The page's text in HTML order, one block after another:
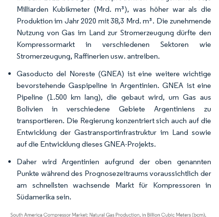
Milliarden Kubikmeter (Mrd. m³), was höher war als die
Produktion im Jahr 2020 mit 38,3 Mrd. m³. Die zunehmende
Nutzung von Gas im Land zur Stromerzeugung dürfte den
Kompressormarkt in verschiedenen Sektoren wie
Stromerzeugung, Raffinerien usw. antreiben.
Gasoducto del Noreste (GNEA) ist eine weitere wichtige
bevorstehende Gaspipeline in Argentinien. GNEA ist eine
Pipeline (1.500 km lang), die gebaut wird, um Gas aus
Bolivien in verschiedene Gebiete Argentiniens zu
transportieren. Die Regierung konzentriert sich auch auf die
Entwicklung der Gastransportinfrastruktur im Land sowie
auf die Entwicklung dieses GNEA-Projekts.
Daher wird Argentinien aufgrund der oben genannten
Punkte während des Prognosezeitraums voraussichtlich der
am schnellsten wachsende Markt für Kompressoren in
Südamerika sein.